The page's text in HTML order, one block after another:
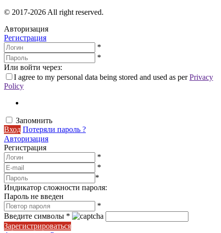
© 2017-2026 All right reserved.
Авторизация
Регистрация
*
*
Или войти через:
I agree to my personal data being stored and used as perPrivacy
Policy
Запомнить
Вход Потеряли пароль ?
Авторизация
Регистрация
*
*
*
Индикатор сложности пароля:
Пароль не введен
*
Введите символы *
Зарегистрироваться